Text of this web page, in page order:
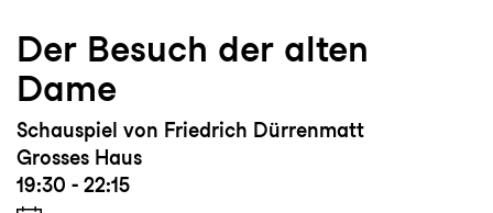
Der Besuch der alten
Dame
Schauspiel von Friedrich Dürrenmatt
Grosses Haus
19:30 - 22:15